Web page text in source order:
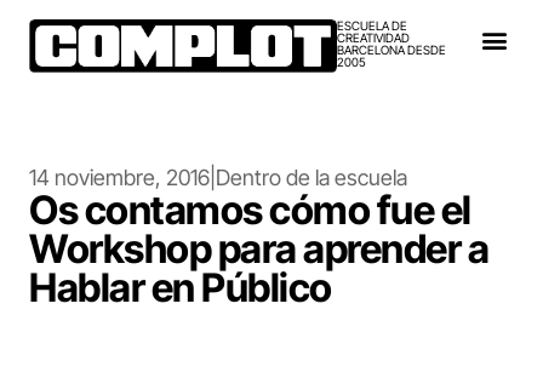
ESCUELA DE
CREATIVIDAD
BARCELONA DESDE
2005
14 noviembre, 2016 Dentro de la escuela
Os contamos cómo fue el
Workshop para aprender a
Hablar en Público